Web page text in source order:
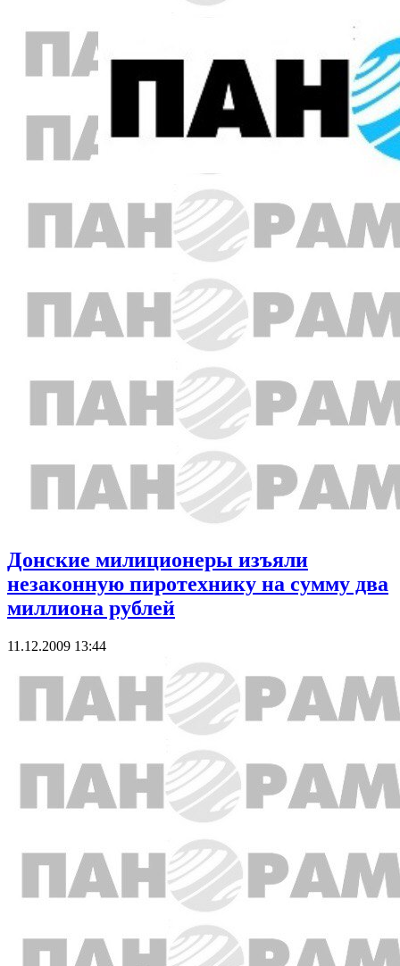
Донские милиционеры изъяли
незаконную пиротехнику на сумму два
миллиона рублей
11.12.2009 13:44